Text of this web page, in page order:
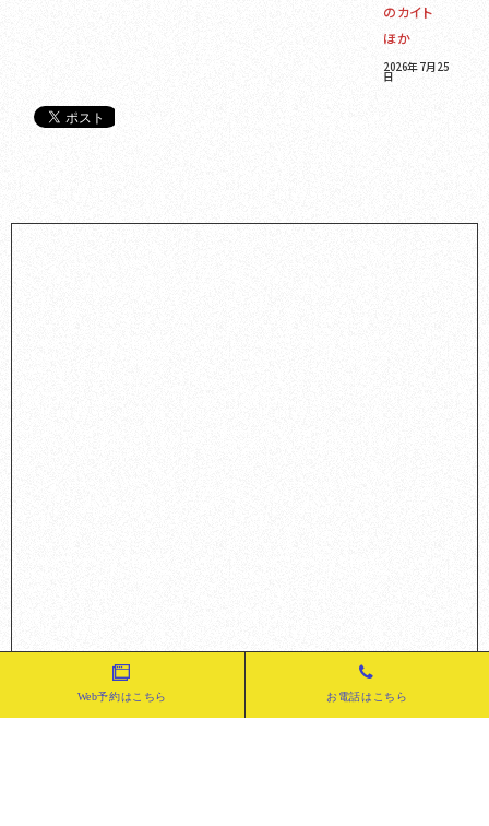
のカイト
ほか
2026年7月25
日
Web予約はこちら お電話はこちら